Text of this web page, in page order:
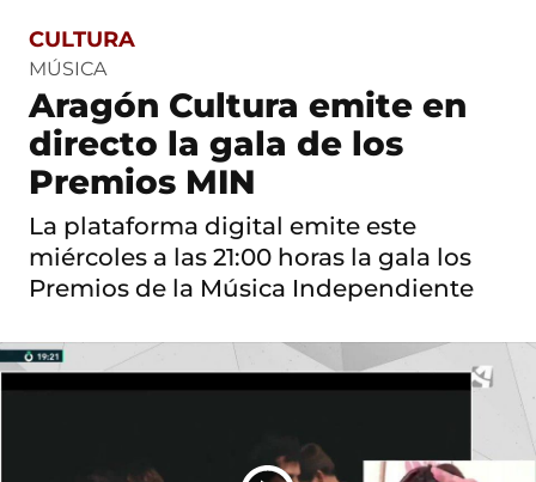
t
o
a
t
e
i
o
CULTURA
MÚSICA
Aragón Cultura emite en
directo la gala de los
Premios MIN
La plataforma digital emite este
miércoles a las 21:00 horas la gala los
Premios de la Música Independiente